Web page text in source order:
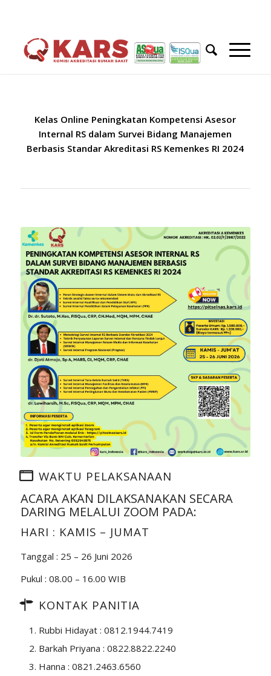
Kelas Online Peningkatan Kompetensi Asesor
Internal RS dalam Survei Bidang Manajemen
Berbasis Standar Akreditasi RS Kemenkes RI 2024
WAKTU PELAKSANAAN
ACARA AKAN DILAKSANAKAN SECARA
DARING MELALUI ZOOM PADA:
HARI : KAMIS – JUMAT
Tanggal : 25 – 26 Juni 2026
Pukul : 08.00 – 16.00 WIB
KONTAK PANITIA
Rubbi Hidayat : 0812.1944.7419
Barkah Priyana : 0822.8822.2240
Hanna : 0821.2463.6560